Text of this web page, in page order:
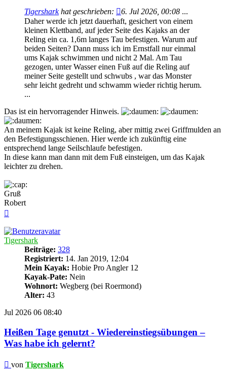
Tigersharkhat geschrieben: 6. Jul 2026, 00:08 ...
Daher werde ich jetzt dauerhaft, gesichert von einem
kleinen Klettband, auf jeder Seite des Kajaks an der
Reling ein ca. 1,6m langes Tau befestigen. Warum auf
beiden Seiten? Dann muss ich im Ernstfall nur einmal
ums Kajak schwimmen und nicht 2 Mal. Am Tau
gezogen, unter Wasser einen Fuß auf die Reling auf
meiner Seite gestellt und schwubs , war das Monster
sehr leicht gedreht und schwamm wieder richtig herum.
...
Das ist ein hervorragender Hinweis.
An meinem Kajak ist keine Reling, aber mittig zwei Griffmulden an
den Befestigungsschienen. Hier werde ich zukünftig eine
entsprechend lange Seilschlaufe befestigen.
In diese kann man dann mit dem Fuß einsteigen, um das Kajak
leichter zu drehen.
Gruß
Robert
Tigershark
Beiträge: 328
Registriert: 14. Jan 2019, 12:04
Mein Kayak: Hobie Pro Angler 12
Kayak-Pate: Nein
Wohnort: Wegberg (bei Roermond)
Alter: 43
Jul 2026 06 08:40
Heißen Tage genutzt - Wiedereinstiegsübungen –
Was habe ich gelernt?
Beitrag
von Tigershark